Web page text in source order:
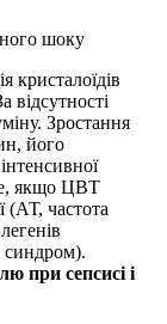
шоку
кристалоїдів
Зростання
його
якщо ЦВТ
(АТ, частота
синдром).
при сепсисі і